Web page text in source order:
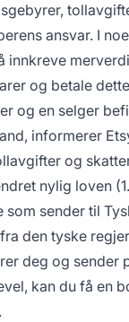
ansvar. I
innkreve
og betale
og en selger
informerer
og
nylig loven
som sender til
den tyske
deg og sender
kan du få en